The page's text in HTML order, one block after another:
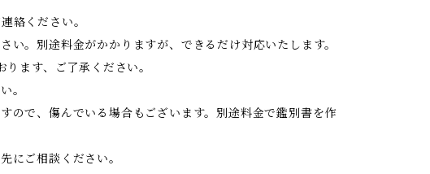
絡ください。
。別途料金がかかりますが、できるだけ対応いたします。
ます、ご了承ください。
。
ので、傷んでいる場合もございます。別途料金で鑑別書を作
にご相談ください。